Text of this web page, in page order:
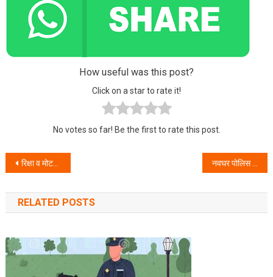
How useful was this post?
Click on a star to rate it!
No votes so far! Be the first to rate this post.
Post navigation
रिक्षा व मोटर सायकल चोरी करणा-या आरोपीस अटक – तुळींज पोलीस ठाणे, गुन्हे प्रकटीकरण पथकाची कामगिरी.
RELATED POSTS